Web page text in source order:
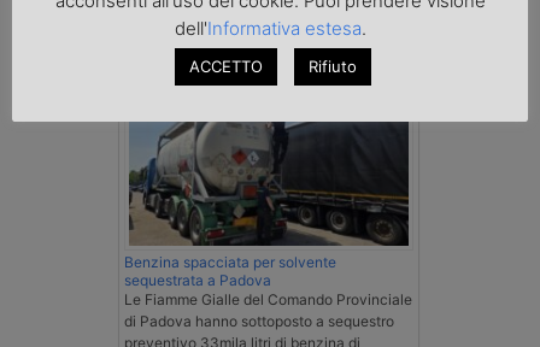
Cronaca
Benzina spacciata per solvente
sequestrata a Padova
Le Fiamme Gialle del Comando Provinciale
di Padova hanno sottoposto a sequestro
preventivo 33mila litri di benzina di
dell'Informativa estesa.
ACCETTO Rifiuto